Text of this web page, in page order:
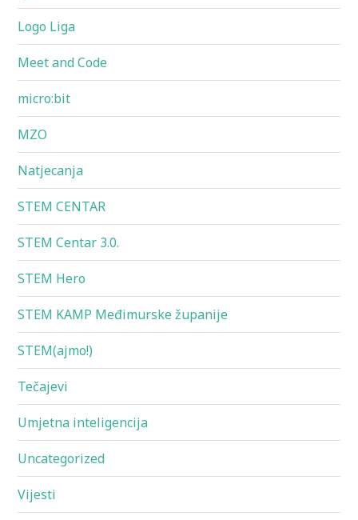
Logo Liga
Meet and Code
micro:bit
MZO
Natjecanja
STEM CENTAR
STEM Centar 3.0.
STEM Hero
STEM KAMP Međimurske županije
STEM(ajmo!)
Tečajevi
Umjetna inteligencija
Uncategorized
Vijesti